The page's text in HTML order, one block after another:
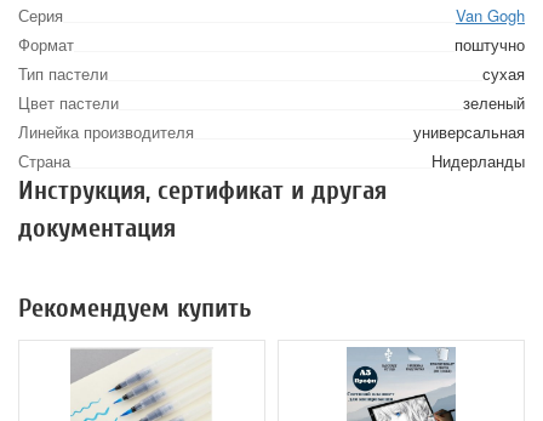
Серия
Van Gogh
Формат
поштучно
Тип пастели
сухая
Цвет пастели
зеленый
Линейка производителя
универсальная
Страна
Нидерланды
Инструкция, сертификат и другая
документация
Рекомендуем купить